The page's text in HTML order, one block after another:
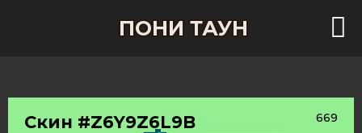
ПОНИ ТАУН
Скин #Z6Y9Z6L9B 669